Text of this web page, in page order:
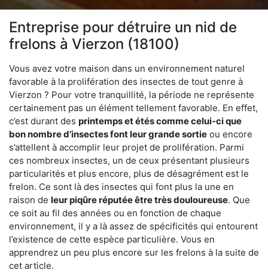
Entreprise pour détruire un nid de
frelons à Vierzon (18100)
Vous avez votre maison dans un environnement naturel
favorable à la prolifération des insectes de tout genre à
Vierzon ? Pour votre tranquillité, la période ne représente
certainement pas un élément tellement favorable. En effet,
c’est durant des printemps et étés comme celui-ci que
bon nombre d’insectes font leur grande sortie ou encore
s’attellent à accomplir leur projet de prolifération. Parmi
ces nombreux insectes, un de ceux présentant plusieurs
particularités et plus encore, plus de désagrément est le
frelon. Ce sont là des insectes qui font plus la une en
raison de leur piqûre réputée être très douloureuse. Que
ce soit au fil des années ou en fonction de chaque
environnement, il y a là assez de spécificités qui entourent
l’existence de cette espèce particulière. Vous en
apprendrez un peu plus encore sur les frelons à la suite de
cet article.